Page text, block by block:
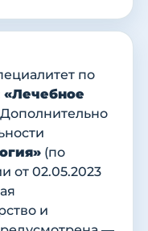
по
«Лечебное
(по
от 02.05.2023
и